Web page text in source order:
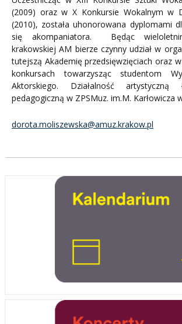
(2009) oraz w X Konkursie Wokalnym w
(2010), została uhonorowana dyplomami
się akompaniatora. Będąc
krakowskiej AM bierze czynny udział w
tutejszą Akademię przedsięwzięciach oraz
konkursach towarzysząc studentom
Aktorskiego. Działalność
pedagogiczną w ZPSMuz. im.M. Karłowicza
dorota.moliszewska@amuz.krakow.pl